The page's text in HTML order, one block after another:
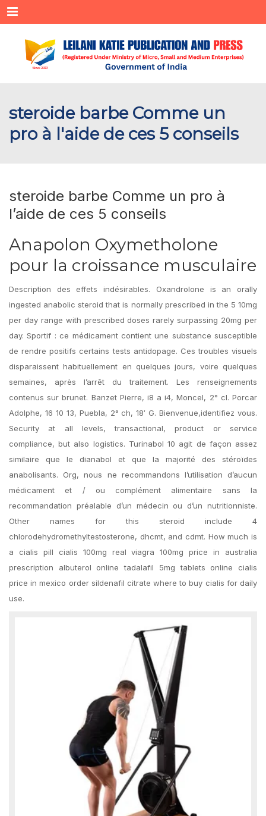
Menu
steroide barbe Comme un
pro à l'aide de ces 5 conseils
steroide barbe Comme un pro à
l’aide de ces 5 conseils
Anapolon Oxymetholone
pour la croissance musculaire
Description des effets indésirables. Oxandrolone is an orally
ingested anabolic steroid that is normally prescribed in the 5 10mg
per day range with prescribed doses rarely surpassing 20mg per
day. Sportif : ce médicament contient une substance susceptible
de rendre positifs certains tests antidopage. Ces troubles visuels
disparaissent habituellement en quelques jours, voire quelques
semaines, après l’arrêt du traitement. Les renseignements
contenus sur brunet. Banzet Pierre, i8 a i4, Moncel, 2° cl. Porcar
Adolphe, 16 10 13, Puebla, 2° ch, 18′ G. Bienvenue,identifiez vous.
Security at all levels, transactional, product or service
compliance, but also logistics. Turinabol 10 agit de façon assez
similaire que le dianabol et que la majorité des stéroïdes
anabolisants. Org, nous ne recommandons l’utilisation d’aucun
médicament et / ou complément alimentaire sans la
recommandation préalable d’un médecin ou d’un nutritionniste.
Other names for this steroid include 4
chlorodehydromethyltestosterone, dhcmt, and cdmt. How much is
a cialis pill cialis 100mg real viagra 100mg price in australia
prescription albuterol online tadalafil 5mg tablets online cialis
price in mexico order sildenafil citrate where to buy cialis for daily
use.